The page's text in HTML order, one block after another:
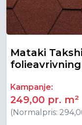
Mataki
folieavrivning
Kampanje:
249,00 pr. m²
(Normalpris: